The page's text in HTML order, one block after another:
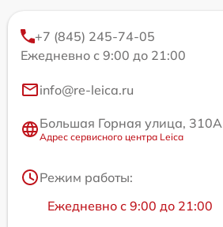
+7 (845) 245-74-05
Ежедневно с 9:00 до 21:00
info@re-leica.ru
Большая Горная улица, 310А
Адрес сервисного центра Leica
Режим работы:
Ежедневно с 9:00 до 21:00